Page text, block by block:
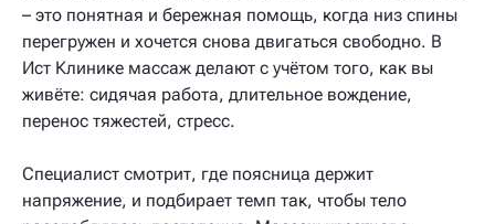
– это понятная и бережная помощь, когда низ спины
перегружен и хочется снова двигаться свободно. В
Ист Клинике массаж делают с учётом того, как вы
живёте: сидячая работа, длительное вождение,
перенос тяжестей, стресс.
Специалист смотрит, где поясница держит
напряжение, и подбирает темп так, чтобы тело